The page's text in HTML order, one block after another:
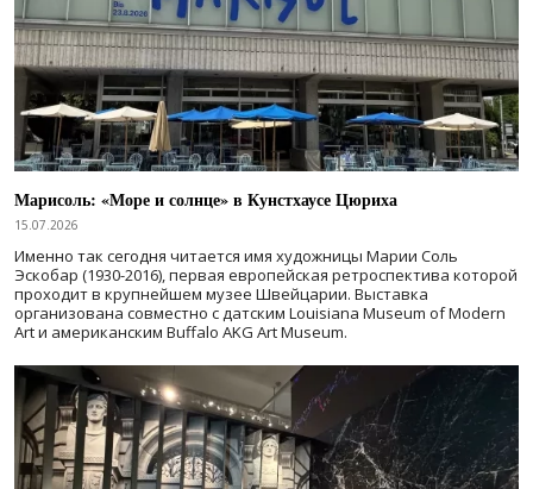
Марисоль: «Море и солнце» в Кунстхаусе Цюриха
15.07.2026
Именно так сегодня читается имя художницы Марии Соль
Эскобар (1930-2016), первая европейская ретроспектива которой
проходит в крупнейшем музее Швейцарии. Выставка
организована совместно с датским Louisiana Museum of Modern
Art и американским Buffalo AKG Art Museum.